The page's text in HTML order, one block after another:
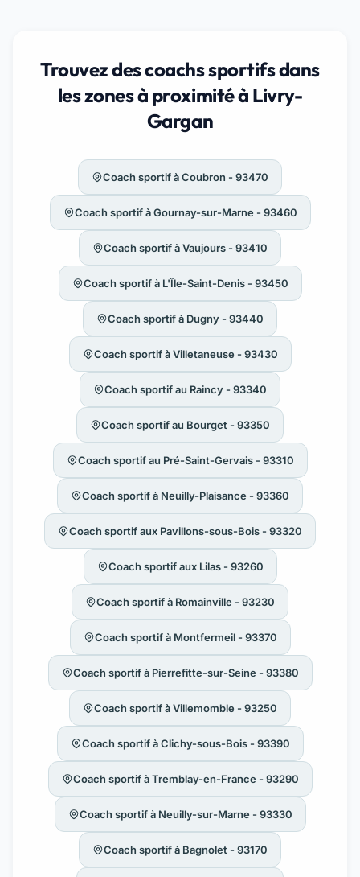
Trouvez des coachs sportifs dans
les zones à proximité à Livry-
Gargan
Coach sportif à Coubron - 93470
Coach sportif à Gournay-sur-Marne - 93460
Coach sportif à Vaujours - 93410
Coach sportif à L'Île-Saint-Denis - 93450
Coach sportif à Dugny - 93440
Coach sportif à Villetaneuse - 93430
Coach sportif au Raincy - 93340
Coach sportif au Bourget - 93350
Coach sportif au Pré-Saint-Gervais - 93310
Coach sportif à Neuilly-Plaisance - 93360
Coach sportif aux Pavillons-sous-Bois - 93320
Coach sportif aux Lilas - 93260
Coach sportif à Romainville - 93230
Coach sportif à Montfermeil - 93370
Coach sportif à Pierrefitte-sur-Seine - 93380
Coach sportif à Villemomble - 93250
Coach sportif à Clichy-sous-Bois - 93390
Coach sportif à Tremblay-en-France - 93290
Coach sportif à Neuilly-sur-Marne - 93330
Coach sportif à Bagnolet - 93170